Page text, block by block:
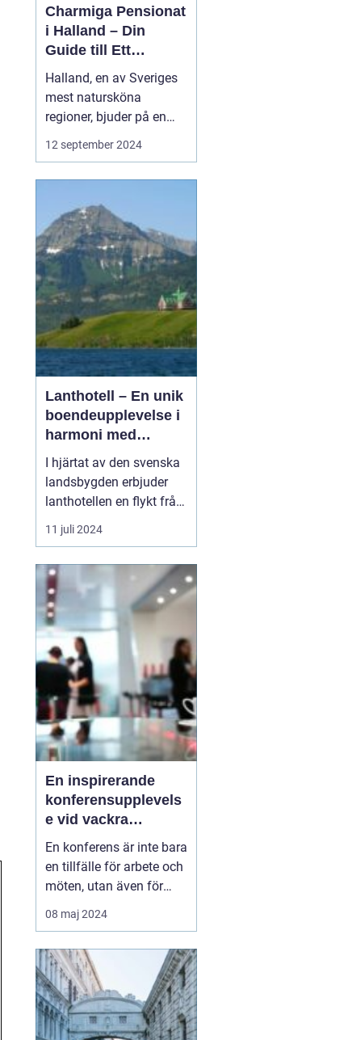
Charmiga Pensionat
i Halland – Din
Guide till Ett
Bekymmersfritt
Getaway
Halland, en av Sveriges
mest natursköna
regioner, bjuder på en
perfekt kombination av
idyllisk landsbygd,
dessa vyer finns mysiga
pensionat som erbarkar
besökaren en unik inbli...
12 september 2024
Lanthotell – En unik
boendeupplevelse i
harmoni med
naturen
I hjärtat av den svenska
landsbygden erbjuder
lanthotellen en flykt från
vardagens hektik och en
chans att återupptäcka
skönhet.
Smålandstorpet står
som ett skinande
exempel på hur per...
11 juli 2024
En inspirerande
konferensupplevels
e vid vackra
Tylösand
En konferens är inte bara
en tillfälle för arbete och
möten, utan även för
avkoppling,
teambuilding, och nya
västkust, där havets brus
och den mjuka sandens
skönhet lockar, l...
08 maj 2024